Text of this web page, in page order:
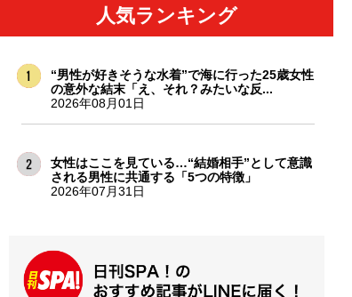
人気ランキング
“男性が好きそうな水着”で海に行った25歳女性
の意外な結末「え、それ？みたいな反...
2026年08月01日
女性はここを見ている…“結婚相手”として意識
される男性に共通する「5つの特徴」
2026年07月31日